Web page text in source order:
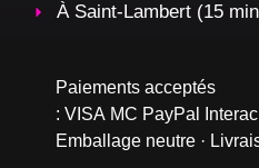
À Saint-Lambert (15
Paiements acceptés
: VISA MC PayPal Interac
Emballage neutre ·